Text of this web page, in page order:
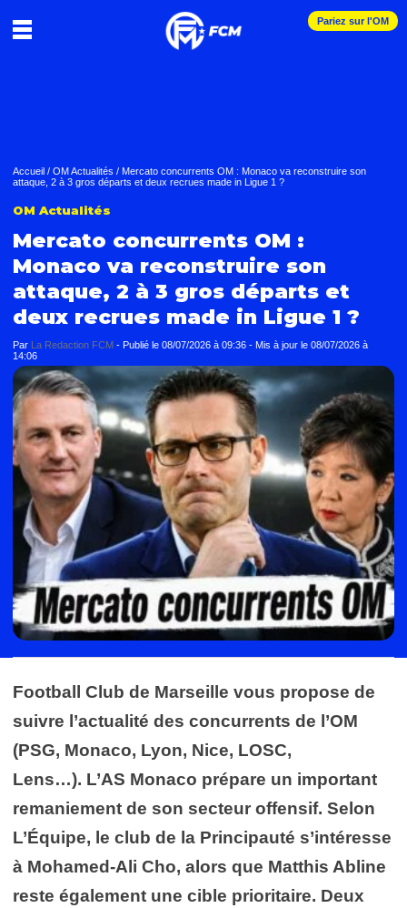
Pariez sur l'OM
Accueil / OM Actualités / Mercato concurrents OM : Monaco va reconstruire son
attaque, 2 à 3 gros départs et deux recrues made in Ligue 1 ?
OM Actualités
Mercato concurrents OM :
Monaco va reconstruire son
attaque, 2 à 3 gros départs et
deux recrues made in Ligue 1 ?
Par La Redaction FCM - Publié le 08/07/2026 à 09:36 - Mis à jour le 08/07/2026 à
14:06
Football Club de Marseille vous propose de
suivre l’actualité des concurrents de l’OM
(PSG, Monaco, Lyon, Nice, LOSC,
Lens…). L’AS Monaco prépare un important
remaniement de son secteur offensif. Selon
L’Équipe, le club de la Principauté s’intéresse
à Mohamed-Ali Cho, alors que Matthis Abline
reste également une cible prioritaire. Deux